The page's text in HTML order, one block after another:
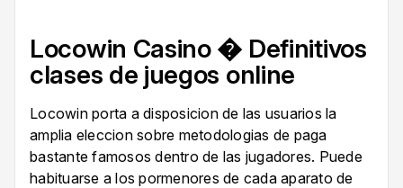
Locowin Casino � Definitivos
clases de juegos online
Locowin porta a disposicion de las usuarios la
amplia eleccion sobre metodologias de paga
bastante famosos dentro de las jugadores. Puede
habituarse a los pormenores de cada aparato de